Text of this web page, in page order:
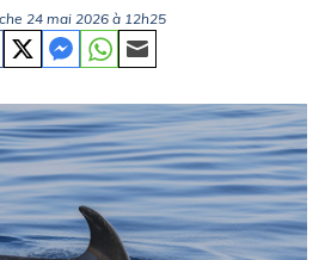
24 mai 2026 à 12h25